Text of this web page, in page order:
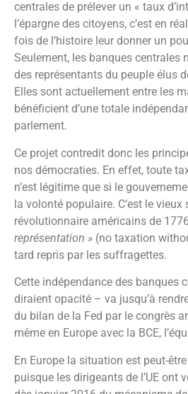
centrales de prélever un « taux
l’épargne des citoyens, c’est en
fois de l’histoire leur donner un
Seulement, les banques centrales
des représentants du peuple élus
Elles sont actuellement entre les
bénéficient d’une totale
parlement.
Ce projet contredit donc les
nos démocraties. En effet, toute
n’est légitime que si le
la volonté populaire. C’est le vieux
révolutionnaire américains de 1776
représentation » (no taxation
tard repris par les suffragettes.
Cette indépendance des banques
diraient opacité – va jusqu’à
du bilan de la Fed par le congrès
même en Europe avec la BCE,
En Europe la situation est peut-
puisque les dirigeants de l’UE ont